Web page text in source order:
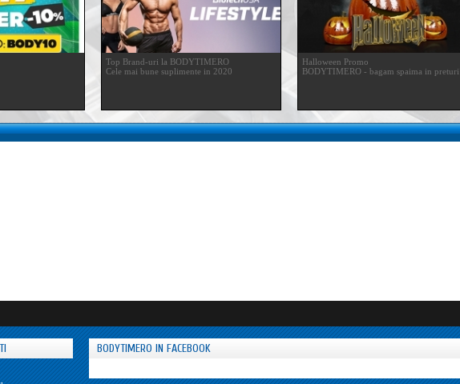
Top Brand-uri la BODYTIMERO
Cele mai bune suplimente in 2020
Halloween Promo
BODYTIMERO - bagam spaima in
BODYTIMERO IN FACEBOOK